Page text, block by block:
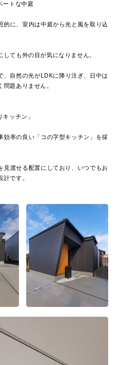
ートな中庭
的に、室内は中庭から光と風を取り込
しても外の目が気になりません。
、自然の光がLDKに降り注ぎ、日中は
題ありません。
ッチン」
効率の良い「コの字型キッチン」を採
見渡せる配置にしており、いつでもお
です。